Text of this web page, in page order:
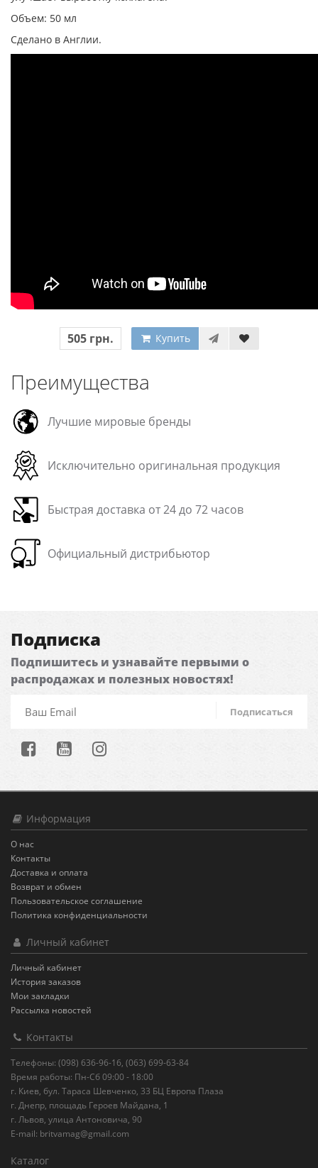
Объем: 50 мл
Сделано в Англии.
505 грн. Купить
Преимущества
Лучшие мировые бренды
Исключительно оригинальная продукция
Быстрая доставка от 24 до 72 часов
Официальный дистрибьютор
Подписка
Подпишитесь и узнавайте первыми о
распродажах и полезных новостях!
Подписаться
Информация
О нас
Контакты
Доставка и оплата
Возврат и обмен
Пользовательское соглашение
Политика конфиденциальности
Личный кабинет
Личный кабинет
История заказов
Мои закладки
Рассылка новостей
Контакты
Телефоны: (098) 636-96-16, (063) 699-63-84
Время работы: Пн-Сб 09:00 - 18:00
г. Киев, бул. Тараса Шевченко, 33 БЦ Европа Плаза
г. Днепр, площадь Героев Майдана, 1
г. Львов, улица Антоновича, 90
E-mail: britvamag@gmail.com
Каталог